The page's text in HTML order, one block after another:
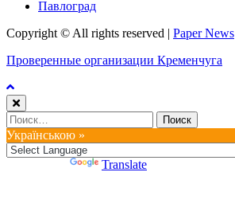
Павлоград
Copyright © All rights reserved | Paper News
Проверенные организации Кременчуга
Найти:
Українською »
Translate